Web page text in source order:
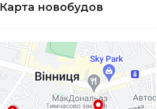
Карта новобудов